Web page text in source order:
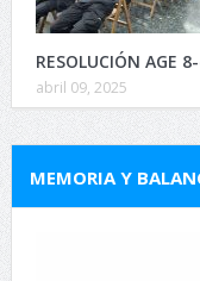
RESOLUCIÓN AGE
abril 09, 2025
MEMORIA Y